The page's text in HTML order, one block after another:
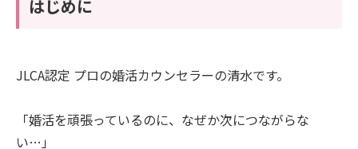
はじめに
JLCA認定 プロの婚活カウンセラーの清水です。
「婚活を頑張っているのに、なぜか次につながらな
い…」